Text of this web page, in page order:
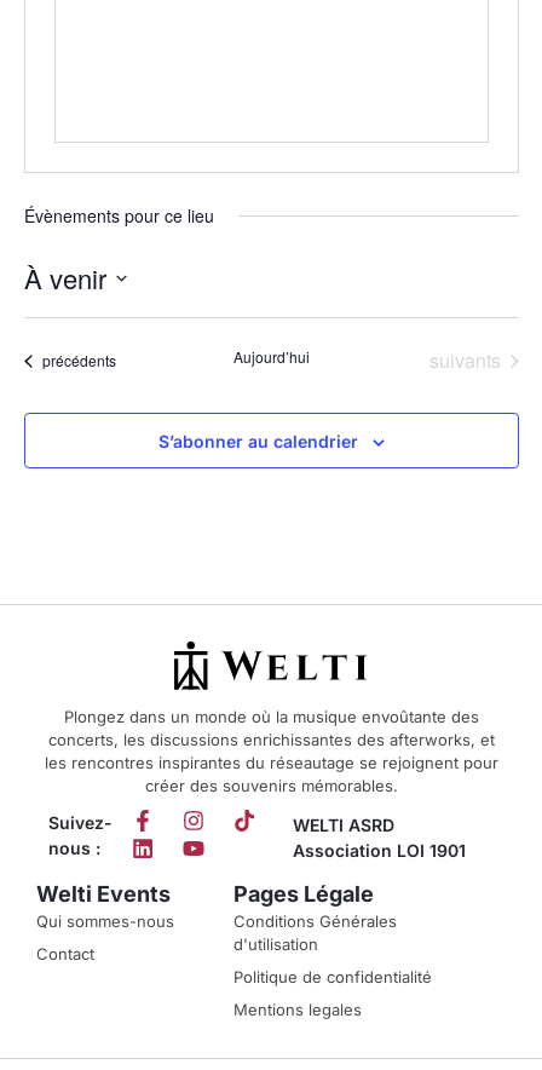
Évènements pour ce lieu
À venir
une
Évènements
précédents Aujourd’hui Évènements
suivants
S’abonner au calendrier
Plongez dans un monde où la musique envoûtante des
concerts, les discussions enrichissantes des afterworks, et
les rencontres inspirantes du réseautage se rejoignent pour
créer des souvenirs mémorables.
Suivez-
nous :
WELTI ASRD
Association LOI 1901
Welti Events
Qui sommes-nous
Contact
Pages Légale
Conditions Générales
d'utilisation
Politique de confidentialité
Mentions legales